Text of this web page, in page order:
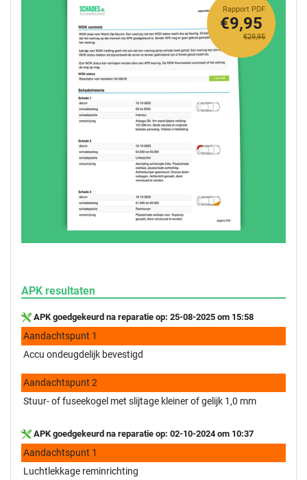
Rapport PDF
€29,95
€9,95
APK resultaten
APK goedgekeurd na reparatie op: 25-08-2025 om 15:58
Aandachtspunt 1
Accu ondeugdelijk bevestigd
Aandachtspunt 2
Stuur- of fuseekogel met slijtage kleiner of gelijk 1,0 mm
APK goedgekeurd na reparatie op: 02-10-2024 om 10:37
Aandachtspunt 1
Luchtlekkage reminrichting